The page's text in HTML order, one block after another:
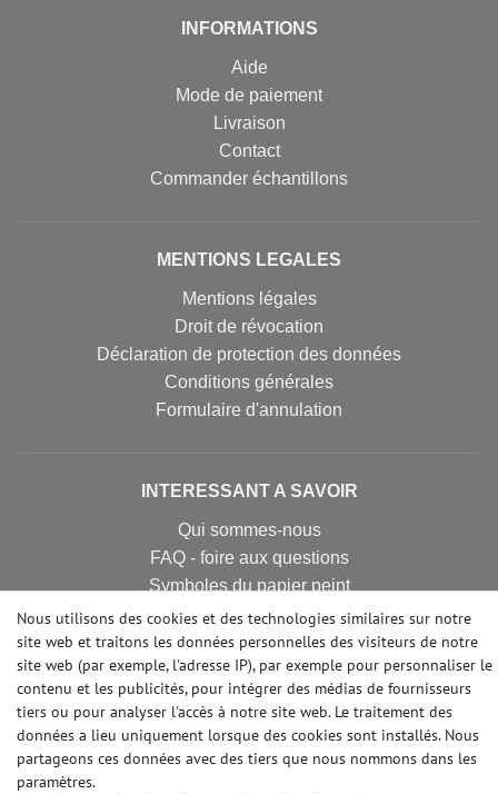
INFORMATIONS
Aide
Mode de paiement
Livraison
Contact
Commander échantillons
MENTIONS LEGALES
Mentions légales
Droit de révocation
Déclaration de protection des données
Conditions générales
Formulaire d'annulation
INTERESSANT A SAVOIR
Qui sommes-nous
FAQ - foire aux questions
Symboles du papier peint
Trucs et Astuces
Calculette papier peint
FIBRE DE RENOVATION
Revêtement de rénovation
Nous utilisons des cookies et des technologies similaires sur notre
site web et traitons les données personnelles des visiteurs de notre
site web (par exemple, l'adresse IP), par exemple pour personnaliser le
contenu et les publicités, pour intégrer des médias de fournisseurs
tiers ou pour analyser l'accès à notre site web. Le traitement des
données a lieu uniquement lorsque des cookies sont installés. Nous
partageons ces données avec des tiers que nous nommons dans les
paramètres.